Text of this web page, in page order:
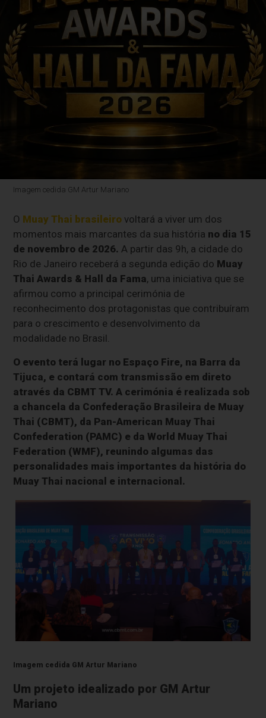
Imagem cedida GM Artur Mariano
O Muay Thai brasileiro voltará a viver um dos
momentos mais marcantes da sua história no dia 15
de novembro de 2026. A partir das 9h, a cidade do
Rio de Janeiro receberá a segunda edição do Muay
Thai Awards & Hall da Fama, uma iniciativa que se
afirmou como a principal cerimónia de
reconhecimento dos protagonistas que contribuíram
para o crescimento e desenvolvimento da
modalidade no Brasil.
O evento terá lugar no Espaço Fire, na Barra da
Tijuca, e contará com transmissão em direto
através da CBMT TV. A cerimónia é realizada sob
a chancela da Confederação Brasileira de Muay
Thai (CBMT), da Pan-American Muay Thai
Confederation (PAMC) e da World Muay Thai
Federation (WMF), reunindo algumas das
personalidades mais importantes da história do
Muay Thai nacional e internacional.
Imagem cedida GM Artur Mariano
Um projeto idealizado por GM Artur
Mariano